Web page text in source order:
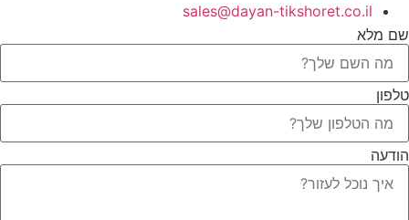
sales@dayan-tikshoret.co.il
שם מלא
טלפון
הודעה